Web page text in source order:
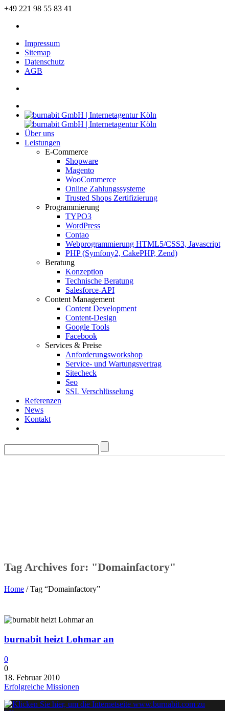
+49 221 98 55 83 41
Impressum
Sitemap
Datenschutz
AGB
Über uns
Leistungen
E-Commerce
Shopware
Magento
WooCommerce
Online Zahlungssysteme
Trusted Shops Zertifizierung
Programmierung
TYPO3
WordPress
Contao
Webprogrammierung HTML5/CSS3, Javascript
PHP (Symfony2, CakePHP, Zend)
Beratung
Konzeption
Technische Beratung
Salesforce-API
Content Management
Content Development
Content-Design
Google Tools
Facebook
Services & Preise
Anforderungsworkshop
Service- und Wartungsvertrag
Sitecheck
Seo
SSL Verschlüsselung
Referenzen
News
Kontakt
Tag Archives for: "Domainfactory"
Home / Tag “Domainfactory”
burnabit heizt Lohmar an
0
0
18. Februar 2010
Erfolgreiche Missionen